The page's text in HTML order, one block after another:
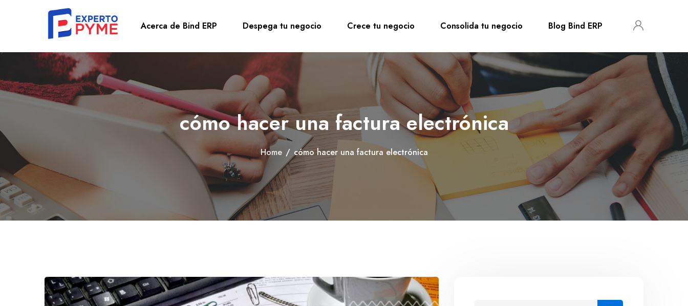
Acerca de Bind ERP Despega tu negocio Crece tu negocio Consolida tu negocio Blog Bind ERP
cómo hacer una factura electrónica
Home / cómo hacer una factura electrónica